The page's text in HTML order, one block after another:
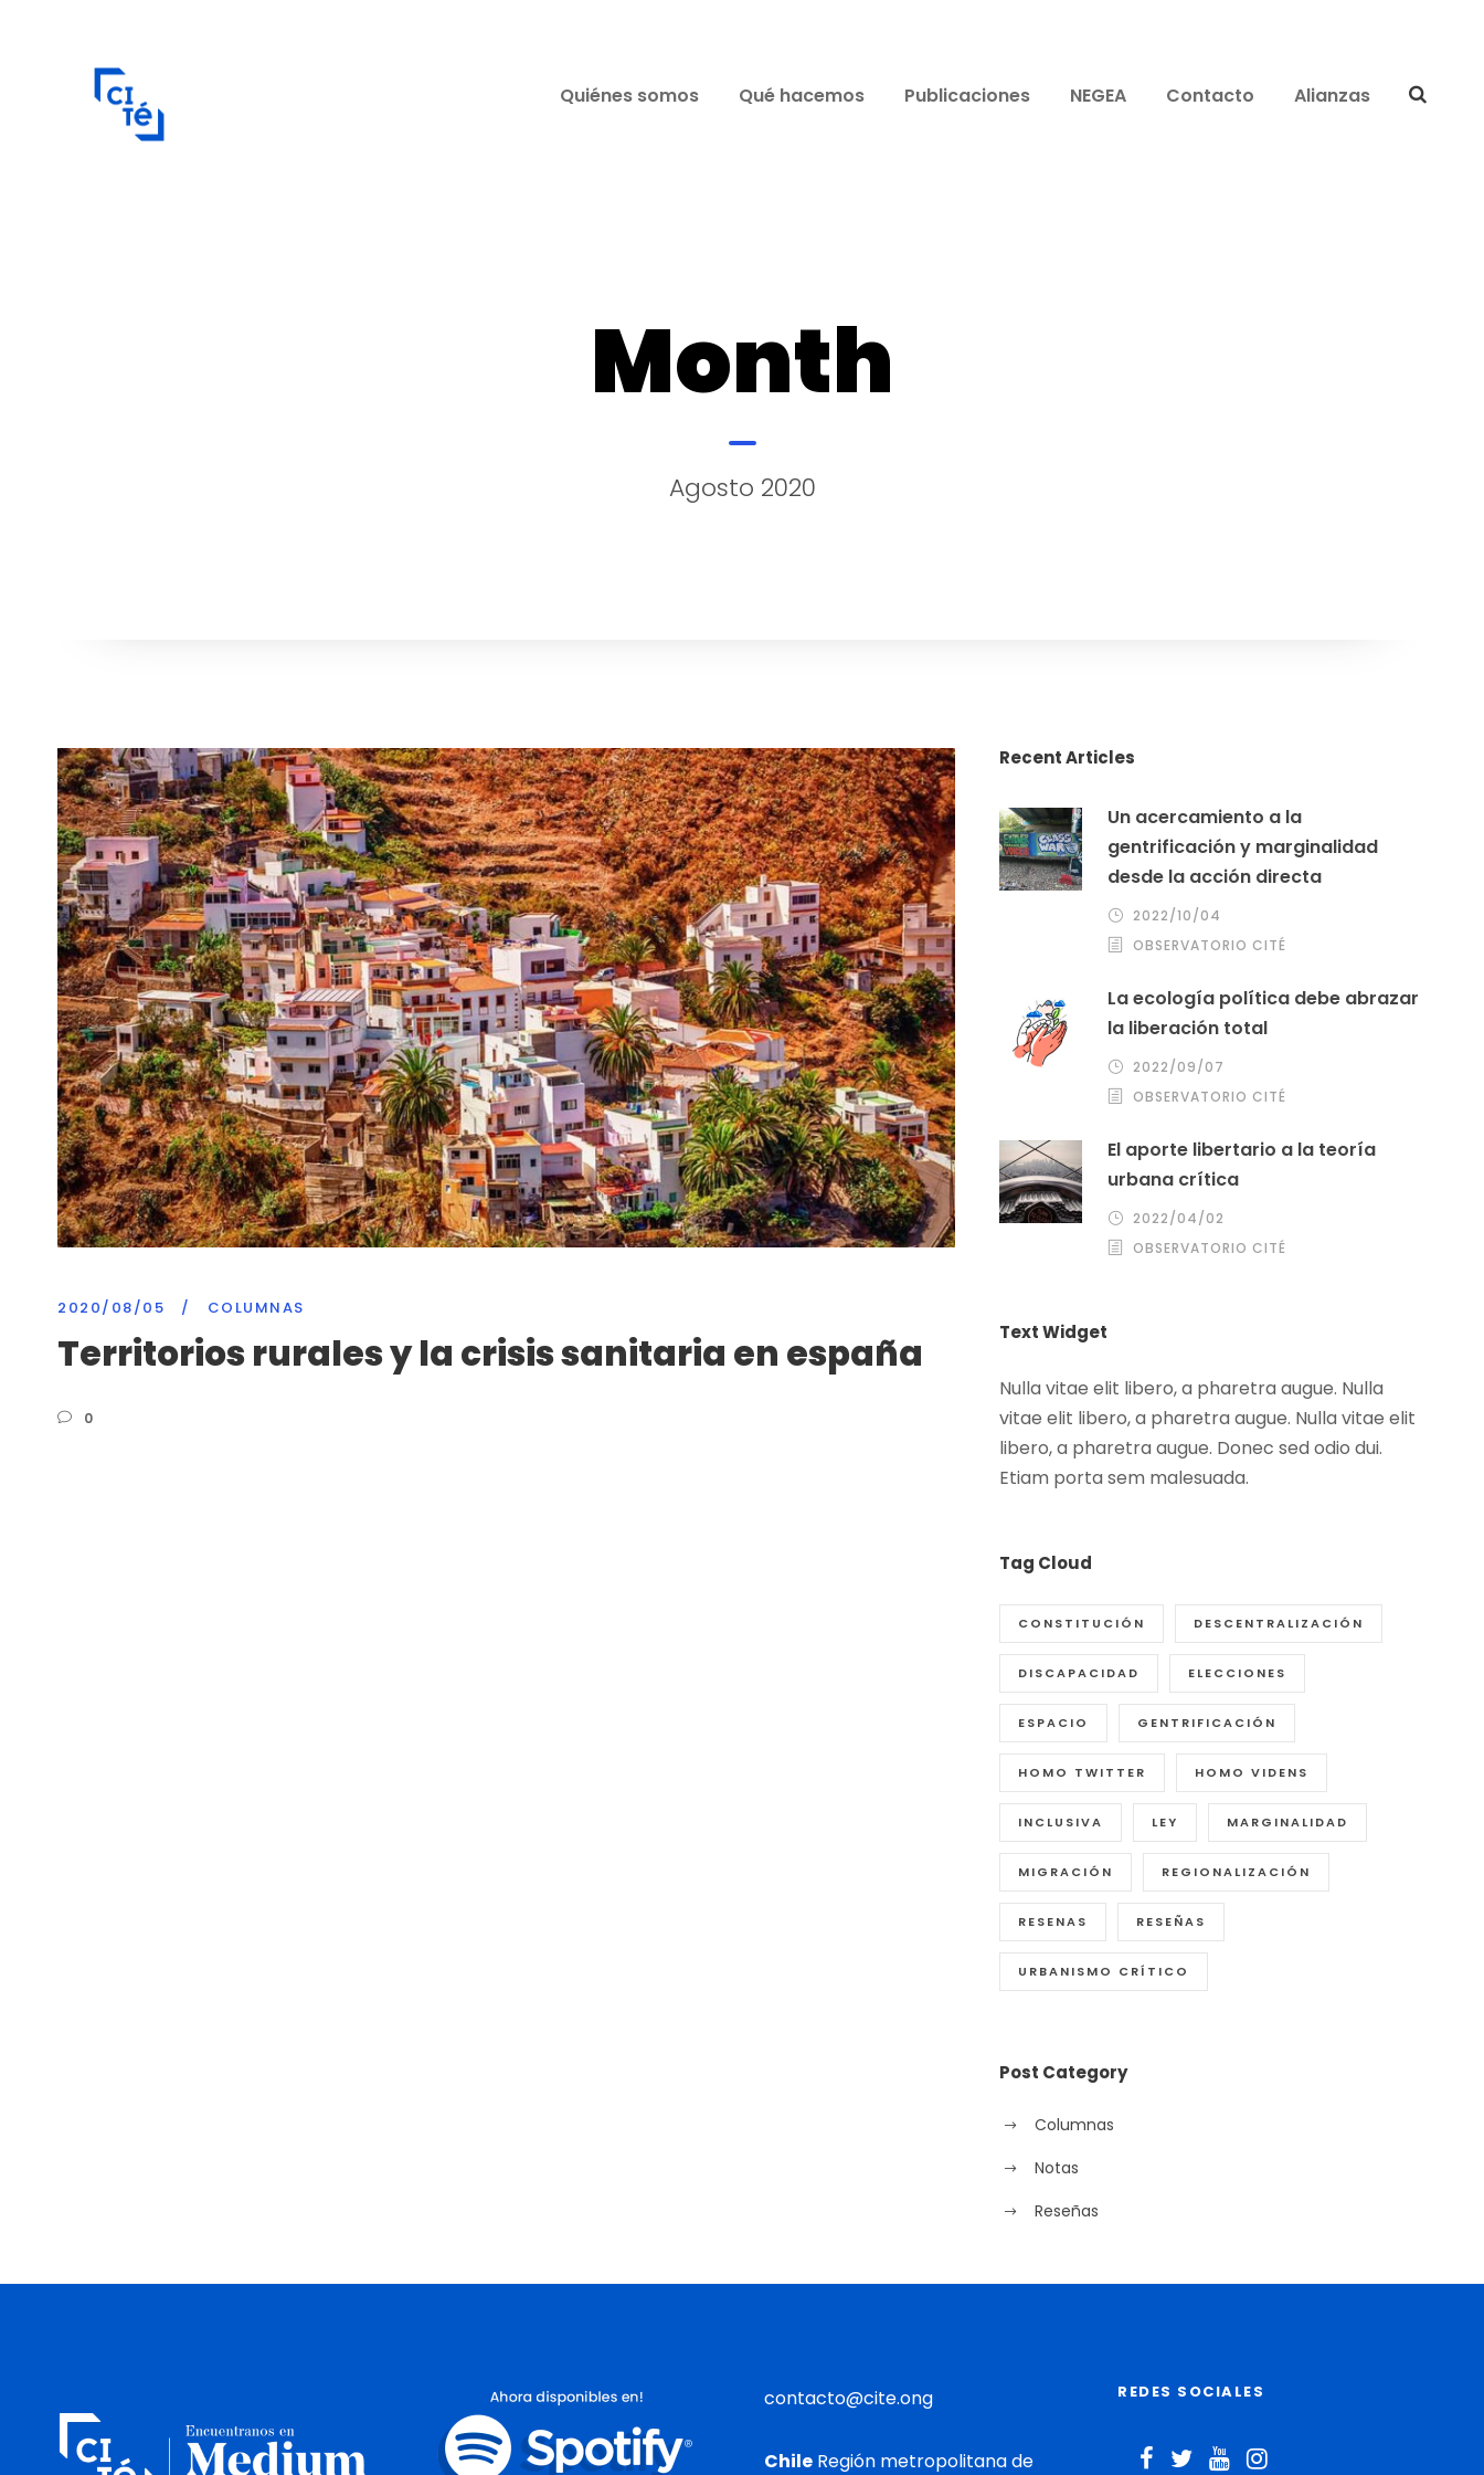
Quiénes somos Qué hacemos Publicaciones NEGEA Contacto Alianzas
Month
Agosto 2020
2020/08/05 / COLUMNAS
Territorios rurales y la crisis sanitaria en españa
0
Recent Articles
Un acercamiento a la
gentrificación y marginalidad
desde la acción directa
2022/10/04
OBSERVATORIO CITÉ
La ecología política debe abrazar
la liberación total
2022/09/07
OBSERVATORIO CITÉ
El aporte libertario a la teoría
urbana crítica
2022/04/02
OBSERVATORIO CITÉ
Text Widget
Nulla vitae elit libero, a pharetra augue. Nulla
vitae elit libero, a pharetra augue. Nulla vitae elit
libero, a pharetra augue. Donec sed odio dui.
Etiam porta sem malesuada.
Tag Cloud
CONSTITUCIÓN DESCENTRALIZACIÓN
DISCAPACIDAD ELECCIONES
ESPACIO GENTRIFICACIÓN
HOMO TWITTER HOMO VIDENS
INCLUSIVA LEY MARGINALIDAD
MIGRACIÓN REGIONALIZACIÓN
RESENAS RESEÑAS
URBANISMO CRÍTICO
Post Category
Columnas
Notas
Reseñas
contacto@cite.ong
Chile Región metropolitana de
REDES SOCIALES